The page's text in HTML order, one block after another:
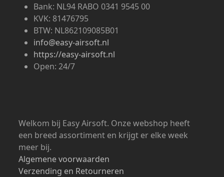
Bank: NL94 RABO 0341 9545 00
KVK: 81476795
BTW: NL862109085B01
info@easy-airsoft.nl
https://easy-airsoft.nl
Open: 24/7
Welkom bij Easy Airsoft. Onze webshop heeft
een breed assortiment en krijgt er elke week
meer bij.
Algemene voorwaarden
Verzending en Retourneren